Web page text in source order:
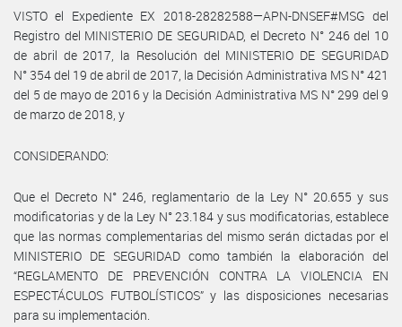
VISTO el Expediente EX 2018-28282588—APN-DNSEF#MSG del
Registro del MINISTERIO DE SEGURIDAD, el Decreto N° 246 del 10
de abril de 2017, la Resolución del MINISTERIO DE SEGURIDAD
N° 354 del 19 de abril de 2017, la Decisión Administrativa MS N° 421
del 5 de mayo de 2016 y la Decisión Administrativa MS N° 299 del 9
de marzo de 2018, y
CONSIDERANDO:
Que el Decreto N° 246, reglamentario de la Ley N° 20.655 y sus
modificatorias y de la Ley N° 23.184 y sus modificatorias, establece
que las normas complementarias del mismo serán dictadas por el
MINISTERIO DE SEGURIDAD como también la elaboración del
“REGLAMENTO DE PREVENCIÓN CONTRA LA VIOLENCIA EN
ESPECTÁCULOS FUTBOLÍSTICOS” y las disposiciones necesarias
para su implementación.